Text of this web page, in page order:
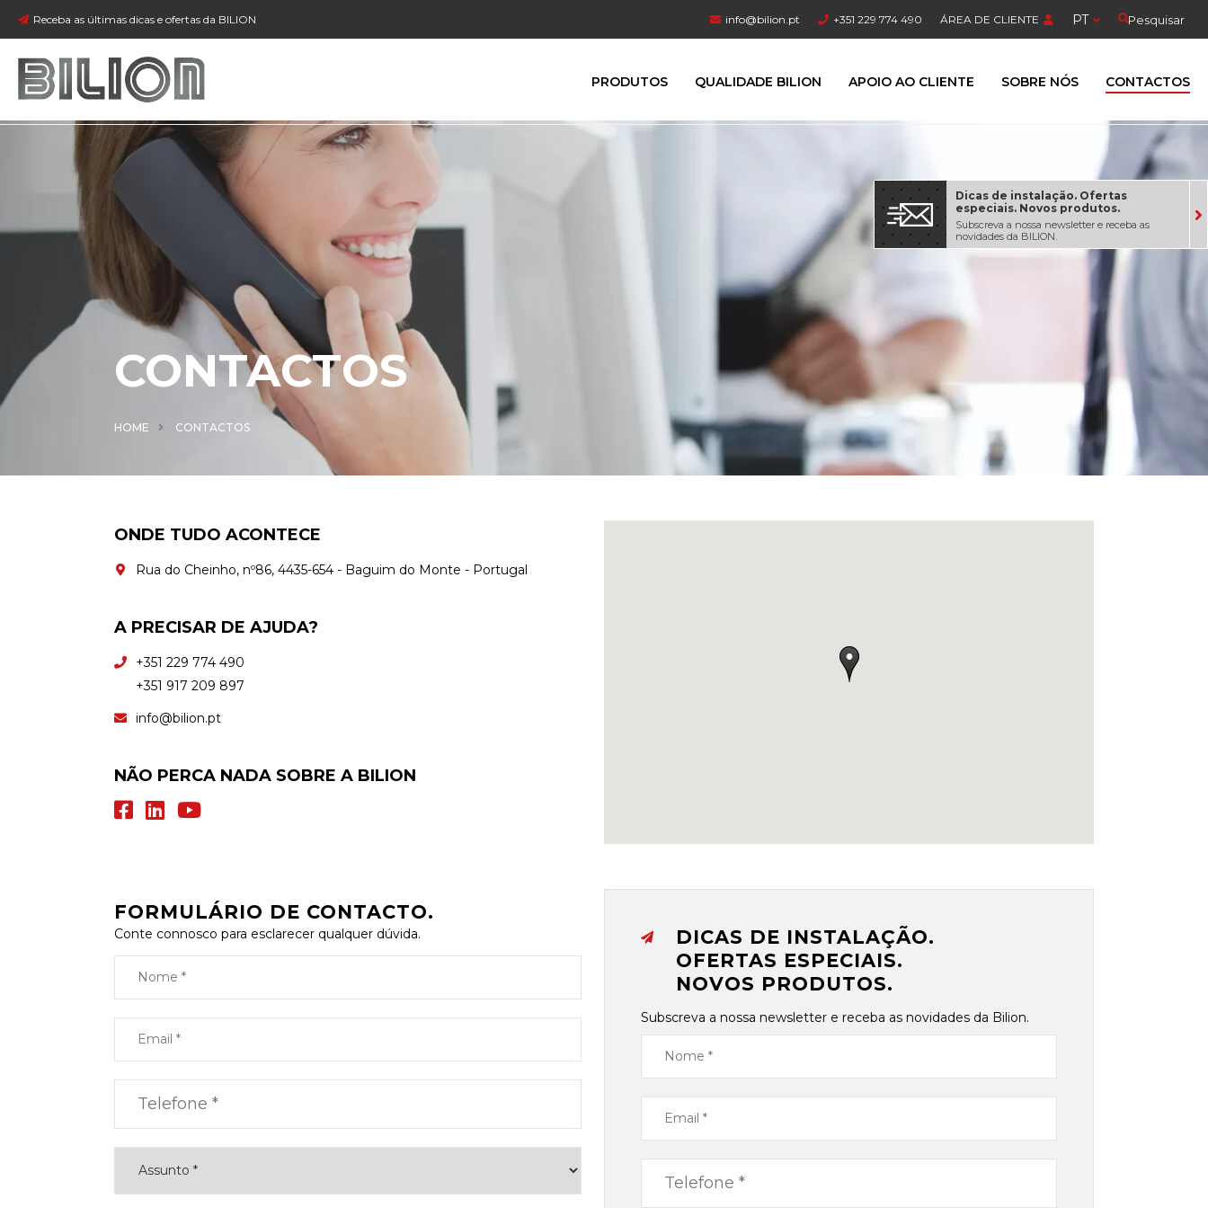
Receba as últimas dicas e ofertas da BILION info@bilion.pt +351 229 774 490 ÁREA DE CLIENTE PT Pesquisar
PRODUTOS QUALIDADE BILION APOIO AO CLIENTE SOBRE NÓS CONTACTOS
Dicas de instalação. Ofertas
especiais. Novos produtos.
Subscreva a nossa newsletter e receba as
novidades da BILION.
CONTACTOS
HOME CONTACTOS
ONDE TUDO ACONTECE
Rua do Cheinho, nº86, 4435-654 - Baguim do Monte - Portugal
A PRECISAR DE AJUDA?
+351 229 774 490
+351 917 209 897
info@bilion.pt
NÃO PERCA NADA SOBRE A BILION
FORMULÁRIO DE CONTACTO.
Conte connosco para esclarecer qualquer dúvida.
DICAS DE INSTALAÇÃO.
OFERTAS ESPECIAIS.
NOVOS PRODUTOS.
Subscreva a nossa newsletter e receba as novidades da Bilion.